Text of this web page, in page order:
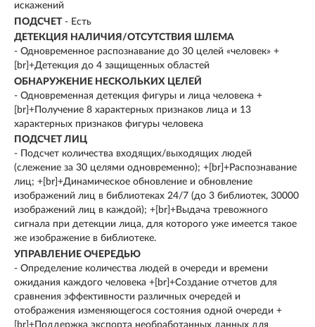
искажений
ПОДСЧЕТ - Есть
ДЕТЕКЦИЯ НАЛИЧИЯ/ОТСУТСТВИЯ ШЛЕМА
- Одновременное распознавание до 30 целей «человек» +
[br]+Детекция до 4 защищенных областей
ОБНАРУЖЕНИЕ НЕСКОЛЬКИХ ЦЕЛЕЙ
- Одновременная детекция фигуры и лица человека +
[br]+Получение 8 характерных признаков лица и 13
характерных признаков фигуры человека
ПОДСЧЕТ ЛИЦ
- Подсчет количества входящих/выходящих людей
(слежение за 30 целями одновременно); +[br]+Распознавание
лиц; +[br]+Динамическое обновление и обновление
изображений лиц в библиотеках 24/7 (до 3 библиотек, 30000
изображений лиц в каждой); +[br]+Выдача тревожного
сигнала при детекции лица, для которого уже имеется такое
же изображение в библиотеке.
УПРАВЛЕНИЕ ОЧЕРЕДЬЮ
- Определение количества людей в очереди и времени
ожидания каждого человека +[br]+Создание отчетов для
сравнения эффективности различных очередей и
отображения изменяющегося состояния одной очереди +
[br]+Поддержка экспорта необработанных данных для